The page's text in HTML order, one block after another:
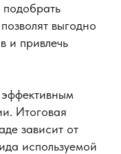
подобрать
выгодно
и привлечь
Итоговая
зависит от
используемой